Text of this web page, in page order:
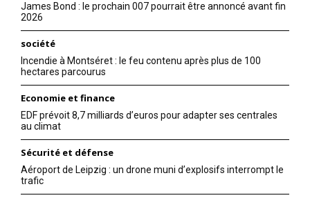
James Bond : le prochain 007 pourrait être annoncé avant fin
2026
société
Incendie à Montséret : le feu contenu après plus de 100
hectares parcourus
Economie et finance
EDF prévoit 8,7 milliards d’euros pour adapter ses centrales
au climat
Sécurité et défense
Aéroport de Leipzig : un drone muni d’explosifs interrompt le
trafic